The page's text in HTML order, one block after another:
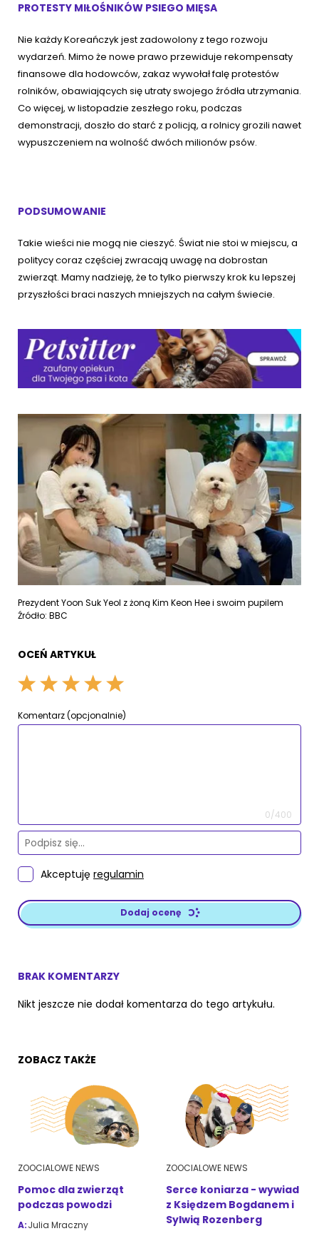
PROTESTY MIŁOŚNIKÓW PSIEGO MIĘSA
Nie każdy Koreańczyk jest zadowolony z tego rozwoju
wydarzeń. Mimo że nowe prawo przewiduje rekompensaty
finansowe dla hodowców, zakaz wywołał falę protestów
rolników, obawiających się utraty swojego źródła utrzymania.
Co więcej, w listopadzie zeszłego roku, podczas
demonstracji, doszło do starć z policją, a rolnicy grozili nawet
wypuszczeniem na wolność dwóch milionów psów.
PODSUMOWANIE
Takie wieści nie mogą nie cieszyć. Świat nie stoi w miejscu, a
politycy coraz częściej zwracają uwagę na dobrostan
zwierząt. Mamy nadzieję, że to tylko pierwszy krok ku lepszej
przyszłości braci naszych mniejszych na całym świecie.
Prezydent Yoon Suk Yeol z żoną Kim Keon Hee i swoim pupilem
Źródło: BBC
OCEŃ ARTYKUŁ
Komentarz (opcjonalnie)
0/400
Akceptuję regulamin
Dodaj ocenę
BRAK KOMENTARZY
Nikt jeszcze nie dodał komentarza do tego artykułu.
ZOBACZ TAKŻE
ZOOCIALOWE NEWS
Pomoc dla zwierząt
podczas powodzi
A:Julia Mraczny
ZOOCIALOWE NEWS
Serce koniarza - wywiad
z Księdzem Bogdanem i
Sylwią Rozenberg